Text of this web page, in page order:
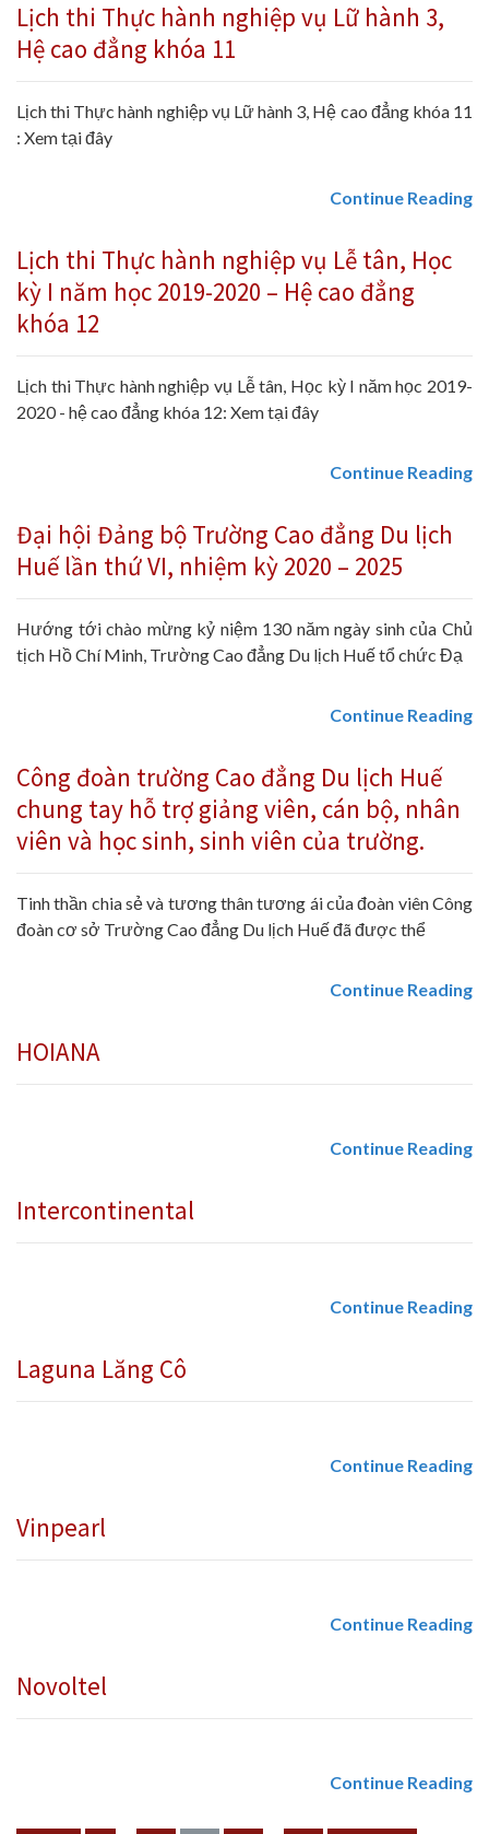
Lịch thi Thực hành nghiệp vụ Lữ hành 3,
Hệ cao đẳng khóa 11
Lịch thi Thực hành nghiệp vụ Lữ hành 3, Hệ cao đẳng khóa 11
: Xem tại đây
Continue Reading
Lịch thi Thực hành nghiệp vụ Lễ tân, Học
kỳ I năm học 2019-2020 – Hệ cao đẳng
khóa 12
Lịch thi Thực hành nghiệp vụ Lễ tân, Học kỳ I năm học 2019-
2020 - hệ cao đẳng khóa 12: Xem tại đây
Continue Reading
Đại hội Đảng bộ Trường Cao đẳng Du lịch
Huế lần thứ VI, nhiệm kỳ 2020 – 2025
Hướng tới chào mừng kỷ niệm 130 năm ngày sinh của Chủ
tịch Hồ Chí Minh, Trường Cao đẳng Du lịch Huế tổ chức Đạ
Continue Reading
Công đoàn trường Cao đẳng Du lịch Huế
chung tay hỗ trợ giảng viên, cán bộ, nhân
viên và học sinh, sinh viên của trường.
Tinh thần chia sẻ và tương thân tương ái của đoàn viên Công
đoàn cơ sở Trường Cao đẳng Du lịch Huế đã được thể
Continue Reading
HOIANA
Continue Reading
Intercontinental
Continue Reading
Laguna Lăng Cô
Continue Reading
Vinpearl
Continue Reading
Novoltel
Continue Reading